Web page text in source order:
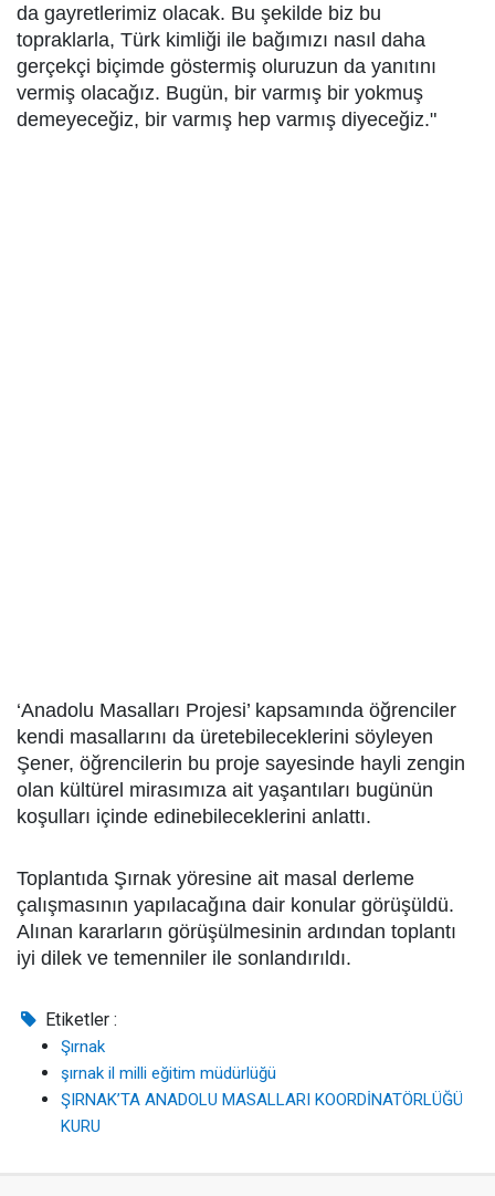
da gayretlerimiz olacak. Bu şekilde biz bu
topraklarla, Türk kimliği ile bağımızı nasıl daha
gerçekçi biçimde göstermiş oluruzun da yanıtını
vermiş olacağız. Bugün, bir varmış bir yokmuş
demeyeceğiz, bir varmış hep varmış diyeceğiz."
‘Anadolu Masalları Projesi’ kapsamında öğrenciler
kendi masallarını da üretebileceklerini söyleyen
Şener, öğrencilerin bu proje sayesinde hayli zengin
olan kültürel mirasımıza ait yaşantıları bugünün
koşulları içinde edinebileceklerini anlattı.
Toplantıda Şırnak yöresine ait masal derleme
çalışmasının yapılacağına dair konular görüşüldü.
Alınan kararların görüşülmesinin ardından toplantı
iyi dilek ve temenniler ile sonlandırıldı.
Etiketler :
Şırnak
şırnak il milli eğitim müdürlüğü
ŞIRNAK’TA ANADOLU MASALLARI KOORDİNATÖRLÜĞÜ
KURU